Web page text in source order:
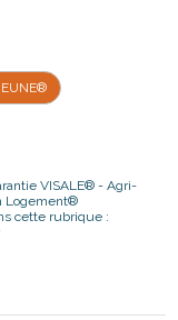
VISALE® - Agri-
Logement®
cette rubrique :